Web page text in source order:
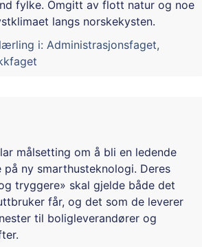
fylke. Omgitt av flott natur og noe
langs norskekysten.
i: Administrasjonsfaget,
målsetting om å bli en ledende
ny smarthusteknologi. Deres
tryggere» skal gjelde både det
får, og det som de leverer
til boligleverandører og